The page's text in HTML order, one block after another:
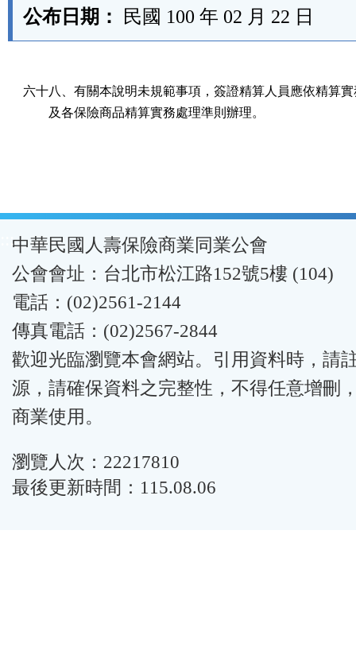
公布日期：
民國 100 年 02 月 22 日
六十八、有關本說明未規範事項，簽證精算人員應依精算
        及各保險商品精算實務處理準則辦理。
:::中華民國人壽保險商業同業公會
公會會址：台北市松江路152號5樓 (104)
電話：(02)2561-2144
傳真電話：(02)2567-2844
歡迎光臨瀏覽本會網站。引用資料時，請
源，請確保資料之完整性，不得任意增刪
商業使用。
瀏覽人次：22217810
最後更新時間：115.08.06